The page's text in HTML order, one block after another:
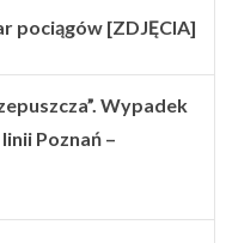
pociągów [ZDJĘCIA]
Wypadek
Poznań –